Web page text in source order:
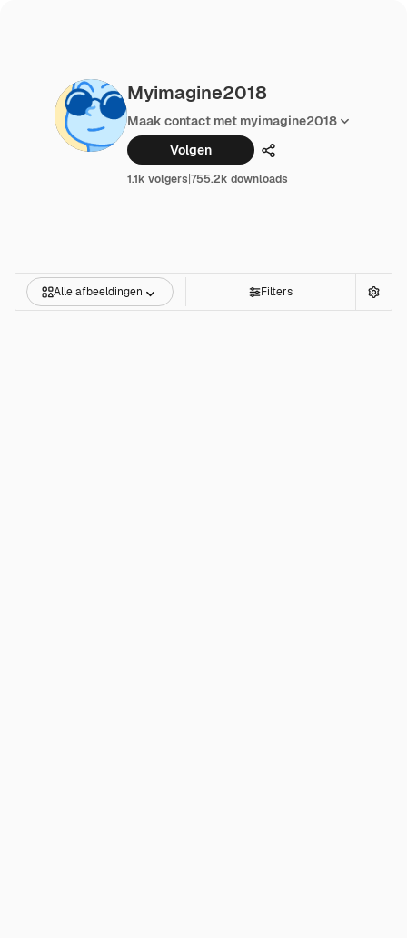
Myimagine2018
Maak contact met myimagine2018
Volgen
Delen
1.1k volgers|755.2k downloads
Alle afbeeldingen Filters